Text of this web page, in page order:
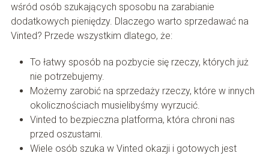
wśród osób szukających sposobu na zarabianie
dodatkowych pieniędzy. Dlaczego warto sprzedawać na
Vinted? Przede wszystkim dlatego, że:
To łatwy sposób na pozbycie się rzeczy, których już
nie potrzebujemy.
Możemy zarobić na sprzedaży rzeczy, które w innych
okolicznościach musielibyśmy wyrzucić.
Vinted to bezpieczna platforma, która chroni nas
przed oszustami.
Wiele osób szuka w Vinted okazji i gotowych jest